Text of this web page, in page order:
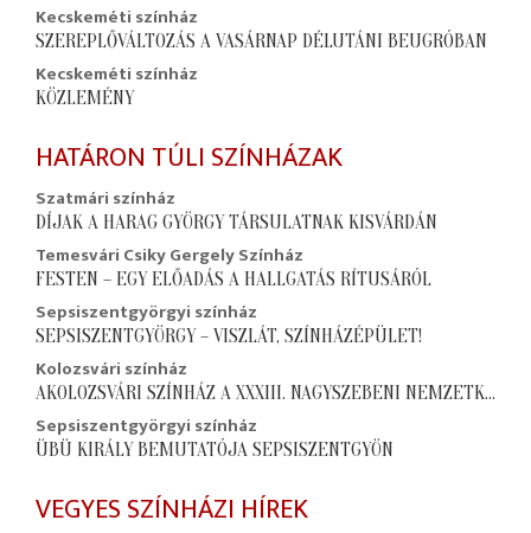
Kecskeméti színház
SZEREPLŐVÁLTOZÁS A VASÁRNAP DÉLUTÁNI BEUGRÓBAN
Kecskeméti színház
KÖZLEMÉNY
HATÁRON TÚLI SZÍNHÁZAK
Szatmári színház
DÍJAK A HARAG GYÖRGY TÁRSULATNAK KISVÁRDÁN
Temesvári Csiky Gergely Színház
FESTEN – EGY ELŐADÁS A HALLGATÁS RÍTUSÁRÓL
Sepsiszentgyörgyi színház
SEPSISZENTGYÖRGY – VISZLÁT, SZÍNHÁZÉPÜLET!
Kolozsvári színház
AKOLOZSVÁRI SZÍNHÁZ A XXXIII. NAGYSZEBENI NEMZETKÖZI SZÍNHÁZI FESZTIVÁLON
Sepsiszentgyörgyi színház
ÜBÜ KIRÁLY BEMUTATÓJA SEPSISZENTGYÖN
VEGYES SZÍNHÁZI HÍREK